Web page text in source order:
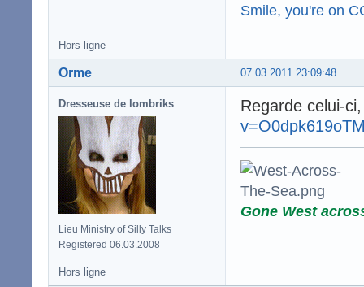
Smile, you're on
Hors ligne
07.03.2011 23:09:48
Orme
Dresseuse de lombriks
Lieu Ministry of Silly Talks
Registered 06.03.2008
Regarde celui-
Gone West
Hors ligne